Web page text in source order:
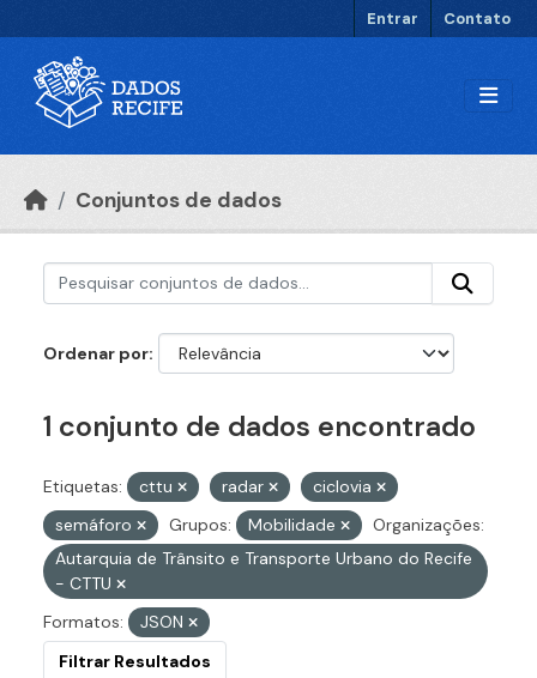
Entrar Contato
Conjuntos de dados
Ordenar por
1 conjunto de dados encontrado
Etiquetas: cttu radar
ciclovia
semáforo
Grupos: Mobilidade
Organizações:
Autarquia de Trânsito e Transporte Urbano do Recife
- CTTU
Formatos:
JSON
Filtrar Resultados